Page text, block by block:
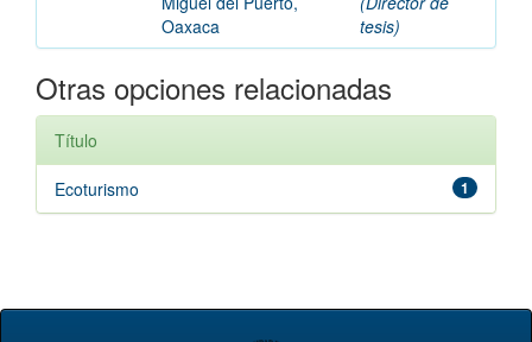
Oaxaca
tesis)
Otras opciones relacionadas
Título
1
Ecoturismo